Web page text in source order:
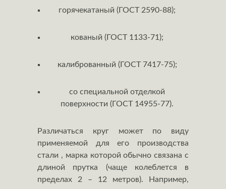
горячекатаный (ГОСТ 2590-88);
кованый (ГОСТ 1133-71);
калиброванный (ГОСТ 7417-75);
со специальной отделкой
поверхности (ГОСТ 14955-77).
Различаться круг может по виду
применяемой для его производства
стали , марка которой обычно связана с
длиной прутка (чаще колеблется в
пределах 2 – 12 метров). Например,